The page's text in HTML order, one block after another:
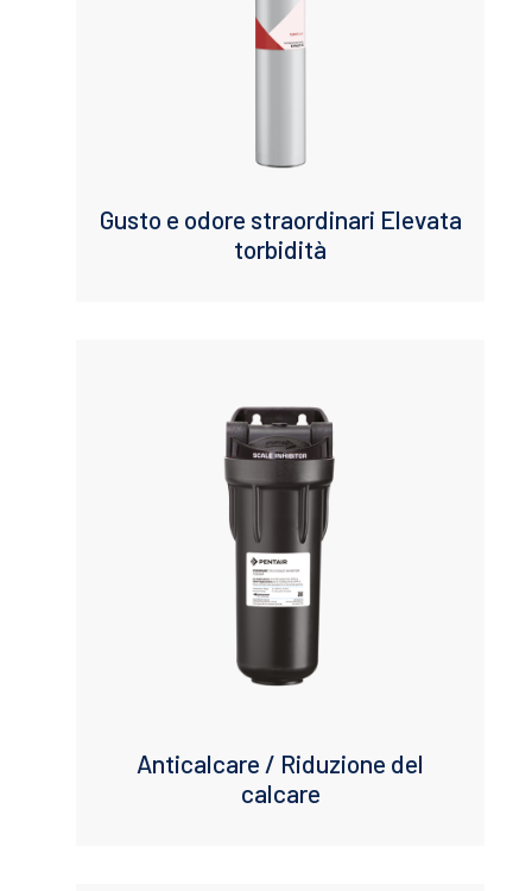
Gusto e odore straordinari Elevata
torbidità
Anticalcare / Riduzione del
calcare